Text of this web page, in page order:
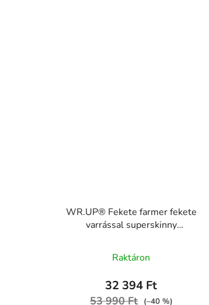
WR.UP® Fekete farmer fekete
varrással superskinny
Raktáron
32 394 Ft
53 990 Ft (–40 %)